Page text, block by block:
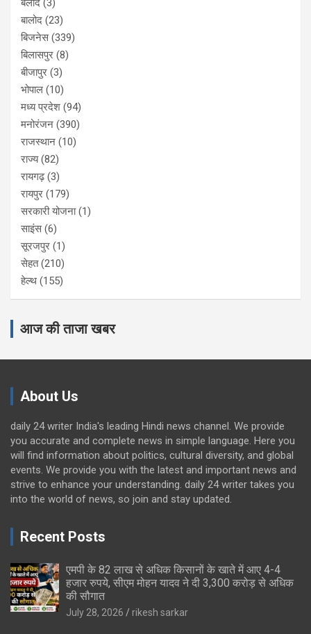
बलोद (3)
बालोद (23)
बिजनेस(339)
बिलासपुर (8)
बीजापुर (3)
भोपाल (10)
मध्य प्रदेश (94)
मनोरंजन (390)
राजस्थान (10)
राज्य(82)
रायगढ़(3)
रायपुर (179)
सरकारी योजना(1)
साइंस(6)
सूरजपुर (1)
सेहत(210)
हेल्थ (155)
आज की ताजा खबर
About Us
daily 24 writer India's leading Hindi news channel. We provide
you accurate and complete news in simple language. Here you
will find information about politics, cultural diversity, and global
events. We provide you with the latest and important news and
strive to enhance your understanding. daily 24 writer takes you
into the world of news, so join and stay updated.
Recent Posts
एमपी के 82 लाख से अधिक किसानों के खाते में आए 4-4
हजार रुपये, सीएम मोहन यादव ने दी 3,300 करोड़ से अधिक
की सौगात
July 28, 2026 rikesh sarkar